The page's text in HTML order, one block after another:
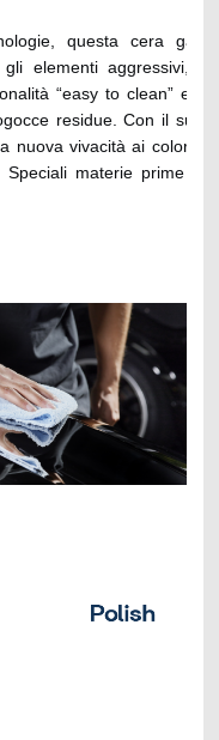
questa cera
elementi aggressivi,
“easy to clean” ed
residue. Con il suo
nuova vivacità ai colori
materie prime
Wax garantisce il
gomma e in plastica,
è particolarmente
la capote. Impiegabile
meccanica e
in caso di elevata
dei sistemi di
piacevolissima